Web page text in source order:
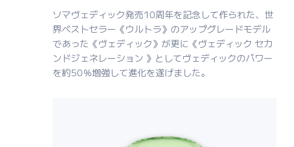
ソマヴェディック発売10周年を記念して作られた、世
界ベストセラー《ウルトラ》のアップグレードモデル
であった《ヴェディック》が更に《ヴェディック セカ
ンドジェネレーション 》としてヴェディックのパワー
を約50％増強して進化を遂げました。